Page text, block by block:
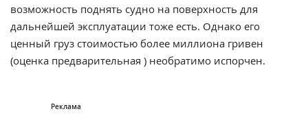
возможность поднять судно на поверхность для
дальнейшей эксплуатации тоже есть. Однако его
ценный груз стоимостью более миллиона гривен
(оценка предварительная ) необратимо испорчен.